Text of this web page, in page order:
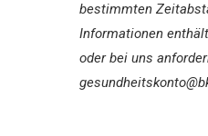
bestimmten
Informationen
oder bei uns